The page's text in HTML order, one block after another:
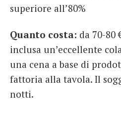
superiore all’80%
Quanto costa: da 70-80
inclusa un’eccellente
una cena a base di
fattoria alla tavola. Il
notti.